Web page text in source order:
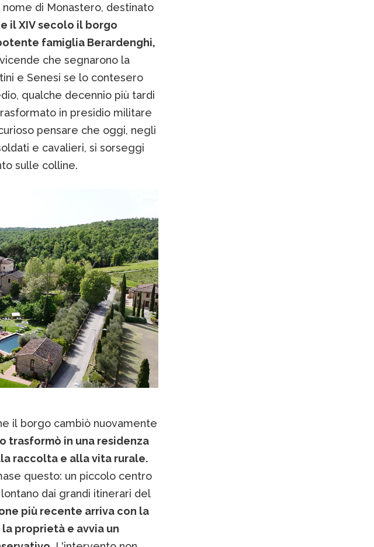
di Monastero, destinato
e il XIV secolo il borgo
famiglia Berardenghi,
che segnarono la
e Senesi se lo contesero
qualche decennio più tardi
in presidio militare
pensare che oggi, negli
e cavalieri, si sorseggi
sulle colline.
il borgo cambiò nuovamente
trasformò in una residenza
raccolta e alla vita rurale.
questo: un piccolo centro
dai grandi itinerari del
più recente arriva con la
proprietà e avvia un